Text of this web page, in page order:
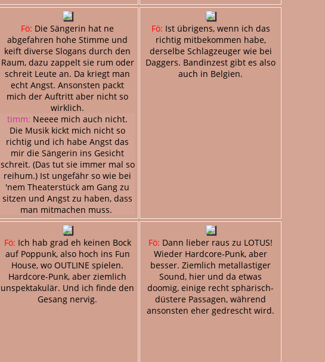
Fö: Die Sängerin hat ne
abgefahren hohe Stimme und
keift diverse Slogans durch den
Raum, dazu zappelt sie rum oder
schreit Leute an. Da kriegt man
echt Angst. Ansonsten packt
mich der Auftritt aber nicht so
wirklich.
timm: Neeee mich auch nicht.
Die Musik kickt mich nicht so
richtig und ich habe Angst das
mir die Sängerin ins Gesicht
schreit. (Das tut sie immer mal so
reihum.) Ist ungefähr so wie bei
'nem Theaterstück am Gang zu
sitzen und Angst zu haben, dass
man mitmachen muss.
Fö: Ist übrigens, wenn ich das
richtig mitbekommen habe,
derselbe Schlagzeuger wie bei
Daggers. Bandinzest gibt es also
auch in Belgien.
Fö: Ich hab grad eh keinen Bock
auf Poppunk, also hoch ins Fun
House, wo OUTLINE spielen.
Hardcore-Punk, aber ziemlich
unspektakulär. Und ich finde den
Gesang nervig.
Fö: Dann lieber raus zu LOTUS!
Wieder Hardcore-Punk, aber
besser. Ziemlich metallastiger
Sound, hier und da etwas
doomig, einige recht sphärisch-
düstere Passagen, während
ansonsten eher gedrescht wird.